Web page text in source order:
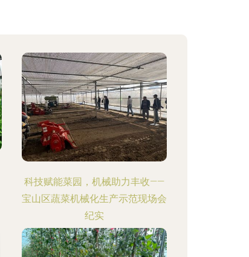
科技赋能菜园，机械助力丰收——
宝山区蔬菜机械化生产示范现场会
纪实